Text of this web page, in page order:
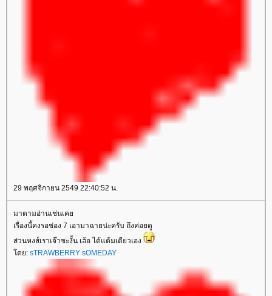
29 พฤศจิกายน 2549 22:40:52 น.
มาตามอ่านเช่นเค
เรื่องนี้คงรอช่อง 7 เอามาฉายน่ะครับ ถึงค่อยดู
ส่วนหงส์เราเจ๊าซะงั้น เฮ้อ ได้แต้มเดียวเอง
ดย: sTRAWBERRY sOMEDAY